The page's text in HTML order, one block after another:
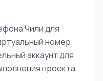
Чили для
номер
аккаунт для
проекта.